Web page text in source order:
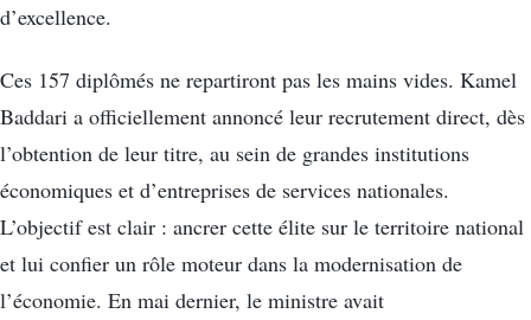
d’excellence.
Ces 157 diplômés ne repartiront pas les mains vides. Kamel
Baddari a officiellement annoncé leur recrutement direct, dès
l’obtention de leur titre, au sein de grandes institutions
économiques et d’entreprises de services nationales.
L’objectif est clair : ancrer cette élite sur le territoire national
et lui confier un rôle moteur dans la modernisation de
l’économie. En mai dernier, le ministre avait